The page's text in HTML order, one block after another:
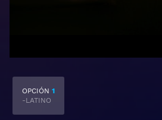
OPCIÓN 1
-LATINO